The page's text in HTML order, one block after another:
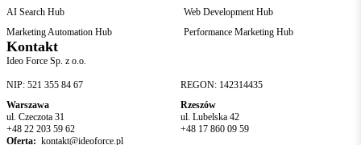
AI Search Hub
Web Development Hub
Marketing Automation Hub
Performance Marketing Hub
Kontakt
Ideo Force Sp. z o.o.
NIP: 521 355 84 67
REGON: 142314435
Warszawa
ul. Czeczota 31
+48 22 203 59 62
Rzeszów
ul. Lubelska 42
+48 17 860 09 59
Oferta: kontakt@ideoforce.pl